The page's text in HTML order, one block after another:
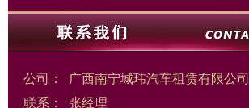
公司：
广西南宁城玮汽车租赁有限公司
联系：
张经理